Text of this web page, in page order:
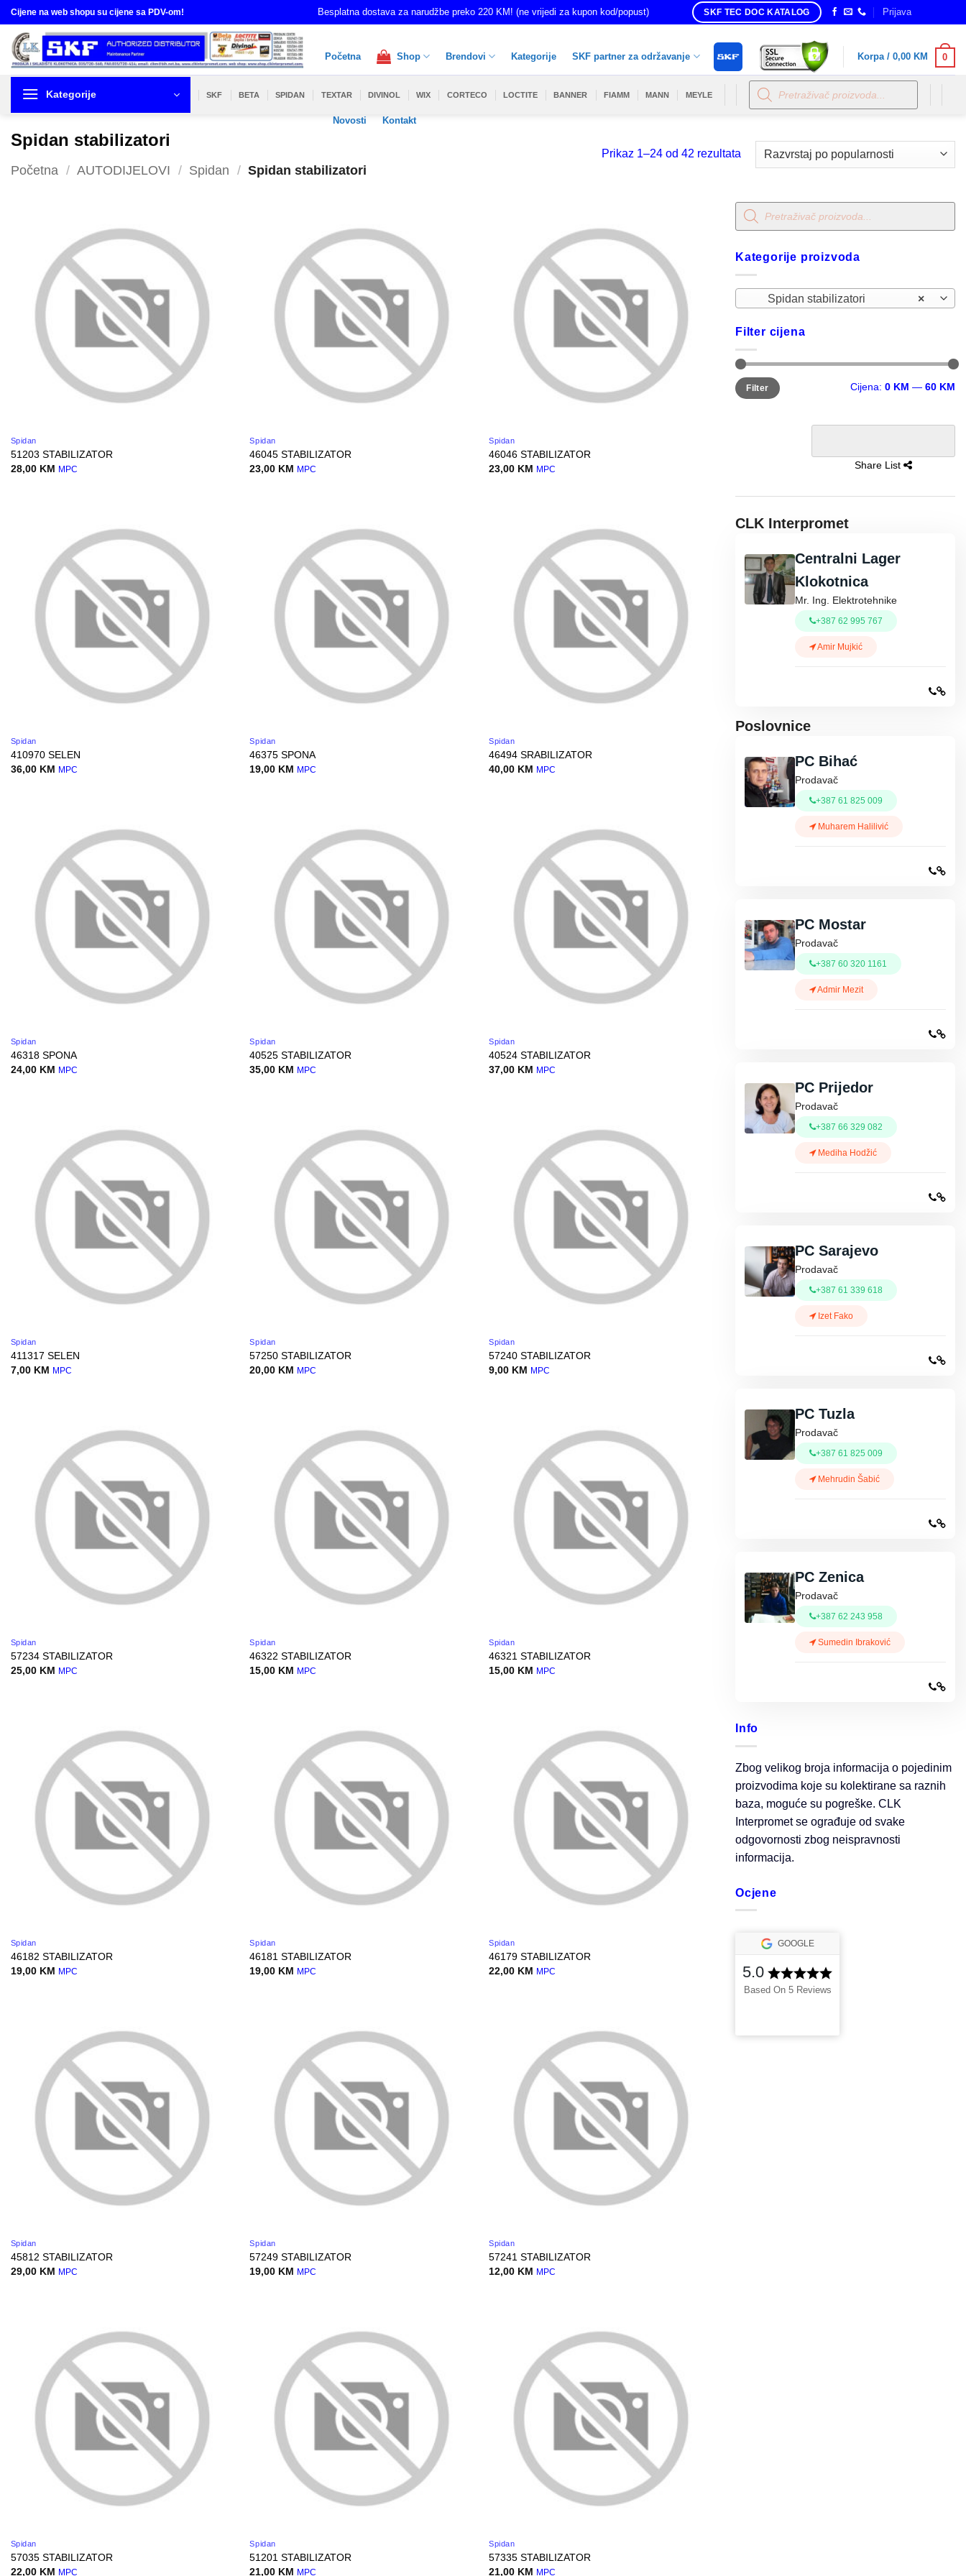
Skip
to
content
Cijene na web shopu su cijene sa PDV-om! Besplatna dostava za narudžbe preko 220 KM! (ne vrijedi za kupon kod/popust) SKF TEC DOC KATALOG Prijava
Početna Shop Brendovi Kategorije SKF partner za održavanje
Novosti Kontakt
Korpa / 0,00 KM 0
Kategorije SKF BETA SPIDAN TEXTAR DIVINOL WIX CORTECO LOCTITE BANNER FIAMM MANN MEYLE
Products
search
Spidan stabilizatori
Početna / AUTODIJELOVI / Spidan / Spidan stabilizatori
Prikaz 1–24 od 42 rezultataSorted
Spidan
51203 STABILIZATOR
28,00 KM MPC
Spidan
46045 STABILIZATOR
23,00 KM MPC
Spidan
46046 STABILIZATOR
23,00 KM MPC
Spidan
410970 SELEN
36,00 KM MPC
Spidan
46375 SPONA
19,00 KM MPC
Spidan
46494 SRABILIZATOR
40,00 KM MPC
Spidan
46318 SPONA
24,00 KM MPC
Spidan
40525 STABILIZATOR
35,00 KM MPC
Spidan
40524 STABILIZATOR
37,00 KM MPC
Spidan
411317 SELEN
7,00 KM MPC
Spidan
57250 STABILIZATOR
20,00 KM MPC
Spidan
57240 STABILIZATOR
9,00 KM MPC
Spidan
57234 STABILIZATOR
25,00 KM MPC
Spidan
46322 STABILIZATOR
15,00 KM MPC
Spidan
46321 STABILIZATOR
15,00 KM MPC
Spidan
46182 STABILIZATOR
19,00 KM MPC
Spidan
46181 STABILIZATOR
19,00 KM MPC
Spidan
46179 STABILIZATOR
22,00 KM MPC
Spidan
45812 STABILIZATOR
29,00 KM MPC
Spidan
57249 STABILIZATOR
19,00 KM MPC
Spidan
57241 STABILIZATOR
12,00 KM MPC
Spidan
57035 STABILIZATOR
22,00 KM MPC
Spidan
51201 STABILIZATOR
21,00 KM MPC
Spidan
57335 STABILIZATOR
21,00 KM MPC
Products
search
Kategorije proizvoda
×
Spidan stabilizatori
Filter cijena
Minimalna
cijena
Maksimalna
cijena
Filter Cijena: 0 KM — 60 KM
Share List
CLK Interpromet
Centralni Lager
Klokotnica
Mr. Ing. Elektrotehnike
+387 62 995 767
Amir Mujkić
Poslovnice
PC Bihać
Prodavač
+387 61 825 009
Muharem Halilivić
PC Mostar
Prodavač
+387 60 320 1161
Admir Mezit
PC Prijedor
Prodavač
+387 66 329 082
Mediha Hodžić
PC Sarajevo
Prodavač
+387 61 339 618
Izet Fako
PC Tuzla
Prodavač
+387 61 825 009
Mehrudin Šabić
PC Zenica
Prodavač
+387 62 243 958
Sumedin Ibraković
Info
Zbog velikog broja informacija o pojedinim
proizvodima koje su kolektirane sa raznih
baza, moguće su pogreške. CLK
Interpromet se ograđuje od svake
odgovornosti zbog neispravnosti
informacija.
Ocjene
GOOGLE
5.0
Based On 5 Reviews